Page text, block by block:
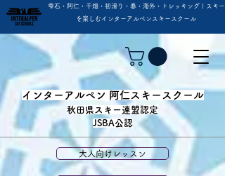
雫石・阿仁・千畑・初滑り・春・海外・トレッキング | スキー
を楽しむインターアルペンスキースクール
インターアルペン 阿仁スキースクール
秋田県スキー連盟認定
JSBA公認
大人向けレッスン